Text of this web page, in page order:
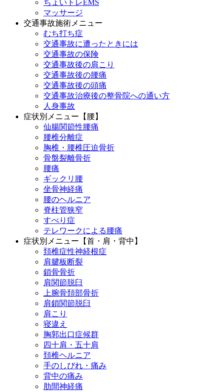
ちょいトレEMS
マッサージ
交通事故施術メニュー
むち打ち症
交通事故に遭ったときには
交通事故の保険
交通事故後の肩こり
交通事故後の腰痛
交通事故後の頭痛
交通事故治療後の整骨院への通い方
人身事故
症状別メニュー【腰】
仙腸関節性腰痛
腰椎分離症
胸椎・腰椎圧迫骨折
骨盤裂離骨折
腰痛
ギックリ腰
坐骨神経痛
腰のヘルニア
脊柱管狭窄
すべり症
テレワークによる腰痛
症状別メニュー【首・肩・背中】
頚椎症性神経根症
肩腱板断裂
鎖骨骨折
肩関節脱臼
上腕骨頚部骨折
肩鎖関節脱臼
肩こり
寝違え
胸郭出口症候群
四十肩・五十肩
頚椎ヘルニア
手のしびれ・痛み
背中の痛み
肋間神経痛